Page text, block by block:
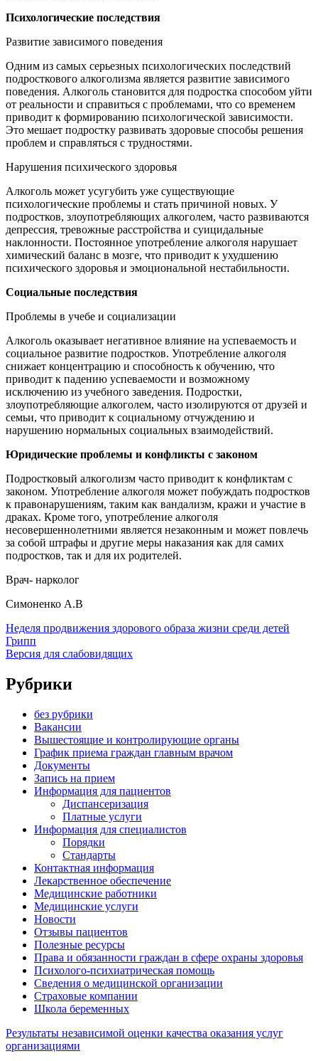
Психологические последствия
Развитие зависимого поведения
Одним из самых серьезных психологических последствий
подросткового алкоголизма является развитие зависимого
поведения. Алкоголь становится для подростка способом уйти
от реальности и справиться с проблемами, что со временем
приводит к формированию психологической зависимости.
Это мешает подростку развивать здоровые способы решения
проблем и справляться с трудностями.
Нарушения психического здоровья
Алкоголь может усугубить уже существующие
психологические проблемы и стать причиной новых. У
подростков, злоупотребляющих алкоголем, часто развиваются
депрессия, тревожные расстройства и суицидальные
наклонности. Постоянное употребление алкоголя нарушает
химический баланс в мозге, что приводит к ухудшению
психического здоровья и эмоциональной нестабильности.
Социальные последствия
Проблемы в учебе и социализации
Алкоголь оказывает негативное влияние на успеваемость и
социальное развитие подростков. Употребление алкоголя
снижает концентрацию и способность к обучению, что
приводит к падению успеваемости и возможному
исключению из учебного заведения. Подростки,
злоупотребляющие алкоголем, часто изолируются от друзей и
семьи, что приводит к социальному отчуждению и
нарушению нормальных социальных взаимодействий.
Юридические проблемы и конфликты с законом
Подростковый алкоголизм часто приводит к конфликтам с
законом. Употребление алкоголя может побуждать подростков
к правонарушениям, таким как вандализм, кражи и участие в
драках. Кроме того, употребление алкоголя
несовершеннолетними является незаконным и может повлечь
за собой штрафы и другие меры наказания как для самих
подростков, так и для их родителей.
Врач- нарколог
Симоненко А.В
Неделя продвижения здорового образа жизни среди детей
Грипп
Версия для слабовидящих
Рубрики
без рубрики
Вакансии
Вышестоящие и контролирующие органы
График приема граждан главным врачом
Документы
Запись на прием
Информация для пациентов
Диспансеризация
Платные услуги
Информация для специалистов
Порядки
Стандарты
Контактная информация
Лекарственное обеспечение
Медицинские работники
Медицинские услуги
Новости
Отзывы пациентов
Полезные ресурсы
Права и обязанности граждан в сфере охраны здоровья
Психолого-психиатрическая помощь
Сведения о медицинской организации
Страховые компании
Школа беременных
Результаты независимой оценки качества оказания услуг
организациями